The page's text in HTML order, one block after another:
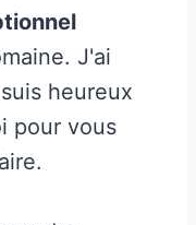
J'ai
heureux
pour vous